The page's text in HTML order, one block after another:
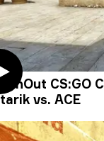
WinOut CS:GO
tarik vs. ACE